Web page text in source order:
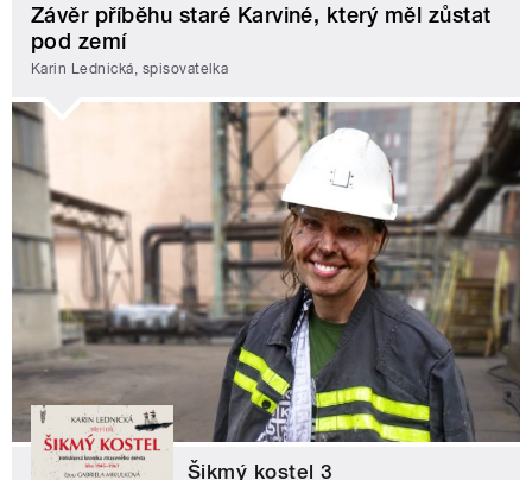
Závěr příběhu staré Karviné, který měl zůstat
pod zemí
Karin Lednická, spisovatelka
Šikmý kostel 3